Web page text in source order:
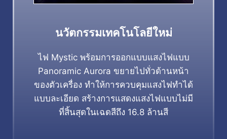
นวัตกรรมเทคโนโลยีใหม่
ไฟ Mystic พร้อมการออกแบบแสงไฟแบบ
Panoramic Aurora ขยายไปทั่วด้านหน้า
ของตัวเครื่อง ทำให้การควบคุมแสงไฟทำได้
แบบละเอียด สร้างการแสดงแสงไฟแบบไม่มี
ที่สิ้นสุดในเฉดสีถึง 16.8 ล้านสี